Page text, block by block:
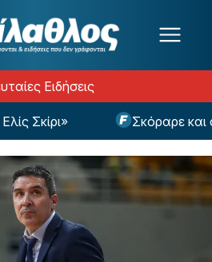
Ειδήσεις
Σκόραρε και